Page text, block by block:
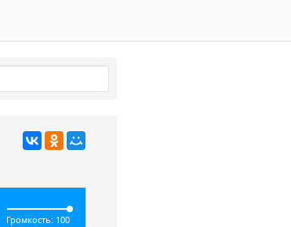
Громкость: 100